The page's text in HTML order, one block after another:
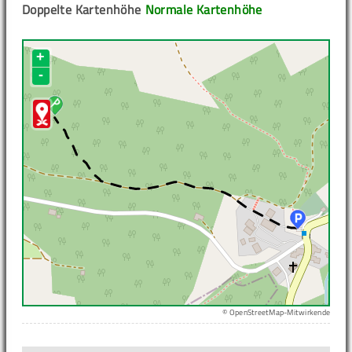
Normale Kartenhöhe
Doppelte Kartenhöhe
+
-
© OpenStreetMap-Mitwirkende